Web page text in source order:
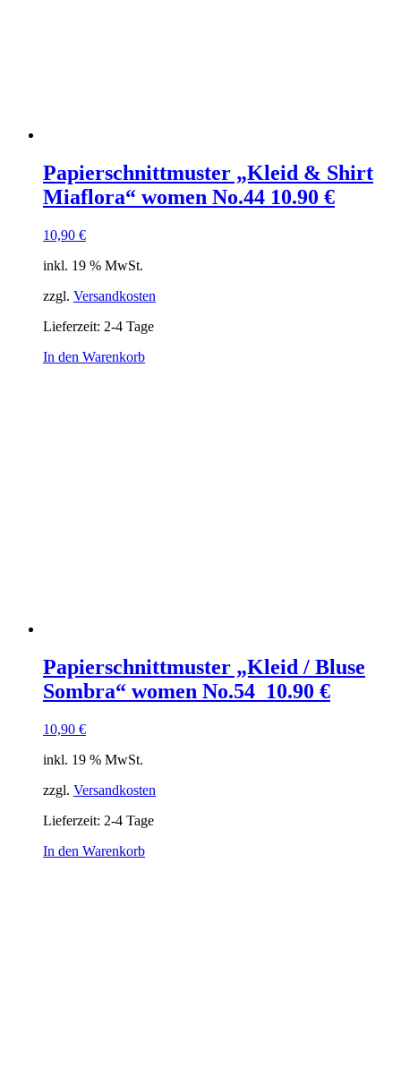
Papierschnittmuster „Kleid & Shirt
Miaflora“ women No.44 10.90 €
10,90 €
inkl. 19 % MwSt.
zzgl. Versandkosten
Lieferzeit: 2-4 Tage
In den Warenkorb
Papierschnittmuster „Kleid / Bluse
Sombra“ women No.54 10.90 €
10,90 €
inkl. 19 % MwSt.
zzgl. Versandkosten
Lieferzeit: 2-4 Tage
In den Warenkorb